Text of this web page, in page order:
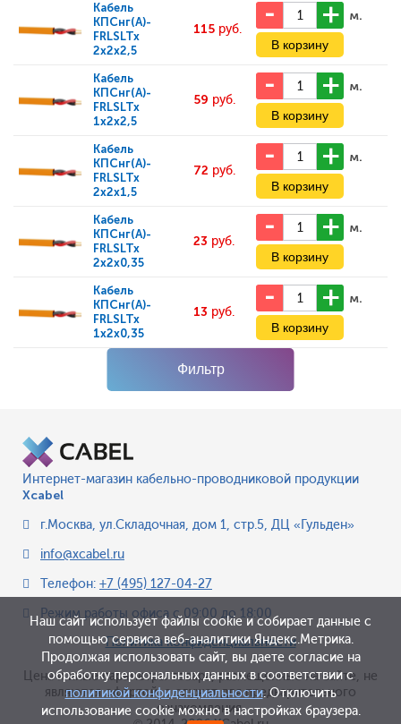
Кабель
КПСнг(А)-
FRLSLTx
2x2x2,5
115 руб.
м.
Кабель
КПСнг(А)-
FRLSLTx
1x2x2,5
59 руб.
м.
Кабель
КПСнг(А)-
FRLSLTx
2x2x1,5
72 руб.
м.
Кабель
КПСнг(А)-
FRLSLTx
2x2x0,35
23 руб.
м.
Кабель
КПСнг(А)-
FRLSLTx
1x2x0,35
13 руб.
м.
Фильтр
Интернет-магазин кабельно-проводниковой продукции
Xcabel
г.Москва, ул.Складочная, дом 1, стр.5, ДЦ «Гульден»
info@xcabel.ru
Телефон: +7 (495) 127-04-27
Режим работы офиса с 09:00 до 18:00
Политика конфиденциальности
Цена и иные параметры товара, размещенные на сайте, не
являются офертой, а служат для предварительного
ознакомления.
Наш сайт использует файлы cookie и собирает данные с
помощью сервиса веб-аналитики Яндекс.Метрика.
Продолжая использовать сайт, вы даете согласие на
обработку персональных данных в соответствии с
политикой конфиденциальности. Отключить
использование cookie можно в настройках браузера.